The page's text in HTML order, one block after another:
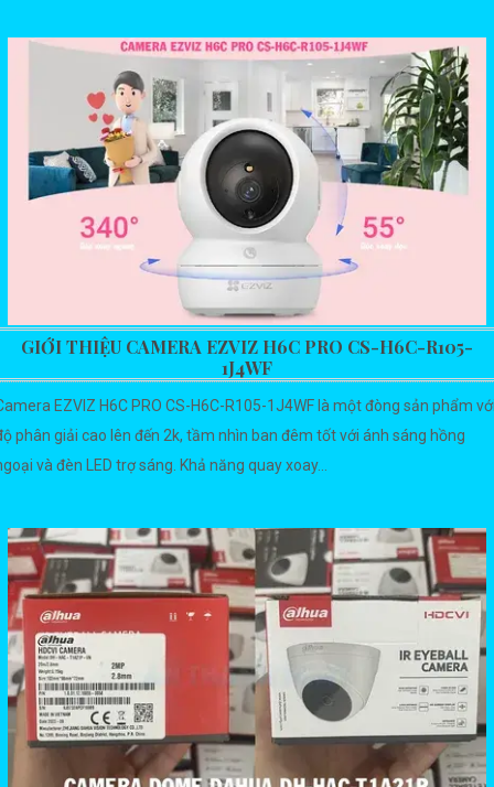
GIỚI THIỆU CAMERA EZVIZ H6C PRO CS-H6C-R105-
1J4WF
EZVIZ H6C PRO CS-H6C-R105-1J4WF là một đòng sản phẩm
phân giải cao lên đến 2k, tầm nhìn ban đêm tốt với ánh sáng hồng
và đèn LED trợ sáng. Khả năng quay xoay...